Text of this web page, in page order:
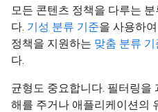
모든 콘텐츠 정책을 다루는
다. 기성 분류 기준을 사용하
정책을 지원하는 맞춤 분류 기
다.
균형도 중요합니다. 필터링을
해를 주거나 애플리케이션의